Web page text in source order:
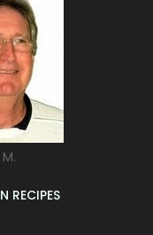
RECIPES